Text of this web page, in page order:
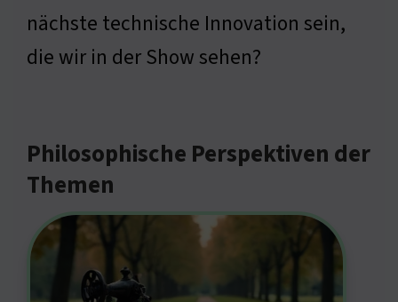
nächste technische Innovation sein,
die wir in der Show sehen?
Philosophische Perspektiven der
Themen